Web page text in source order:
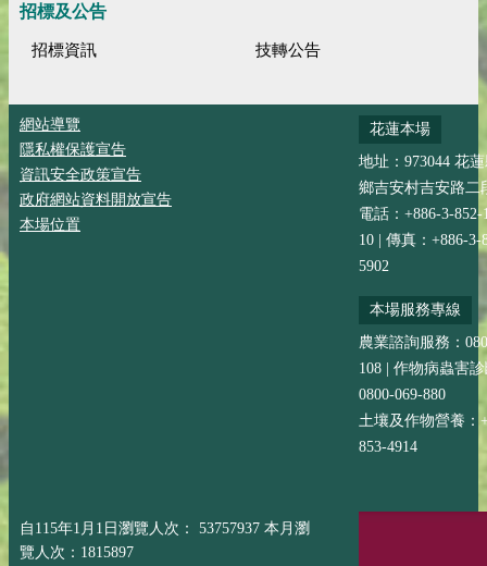
招標及公告
招標資訊 技轉公告
網站導覽
隱私權保護宣告
資訊安全政策宣告
政府網站資料開放宣告
本場位置
花蓮本場
地址：973044 花
鄉吉安村吉安路二
電話：+886-3-852-
10 | 傳真：+886-3-
5902
本場服務專線
農業諮詢服務：
108 | 作物病蟲害
0800-069-880
土壤及作物營養：
853-4914
自115年1月1日瀏覽人次： 53757937 本月瀏
覽人次：1815897